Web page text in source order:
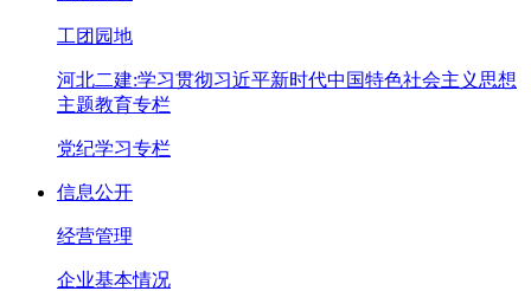
工团园地
河北二建:学习贯彻习近平新时代中国特色社会主义思想
主题教育专栏
党纪学习专栏
信息公开
经营管理
企业基本情况